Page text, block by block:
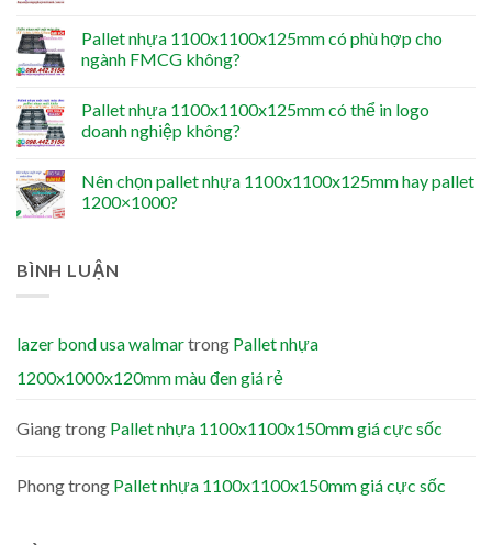
Pallet nhựa 1100x1100x125mm có phù hợp cho
ngành FMCG không?
Pallet nhựa 1100x1100x125mm có thể in logo
doanh nghiệp không?
Nên chọn pallet nhựa 1100x1100x125mm hay pallet
1200×1000?
BÌNH LUẬN
lazer bond usa walmartrong Pallet nhựa
1200x1000x120mm màu đen giá rẻ
Giangtrong Pallet nhựa 1100x1100x150mm giá cực sốc
Phongtrong Pallet nhựa 1100x1100x150mm giá cực sốc